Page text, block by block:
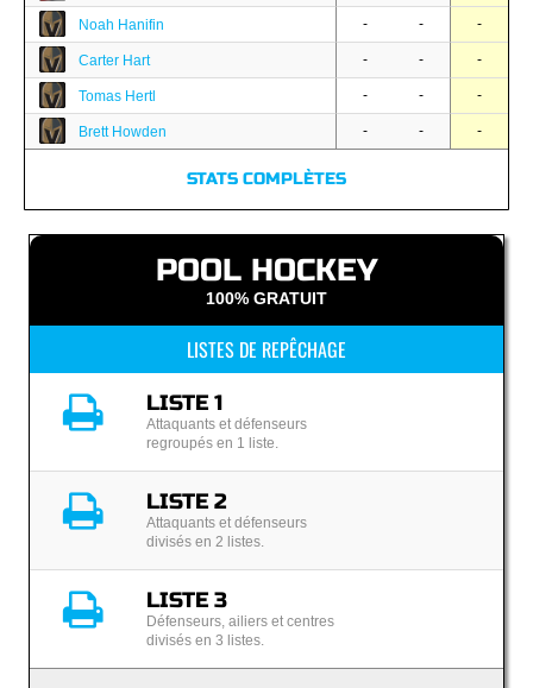
Noah Hanifin - - -
Carter Hart - - -
Tomas Hertl - - -
Brett Howden - - -
STATS COMPLÈTES
POOL HOCKEY
100% GRATUIT
LISTES DE REPÊCHAGE
LISTE 1
Attaquants et défenseurs
regroupés en 1 liste.
LISTE 2
Attaquants et défenseurs
divisés en 2 listes.
LISTE 3
Défenseurs, ailiers et centres
divisés en 3 listes.